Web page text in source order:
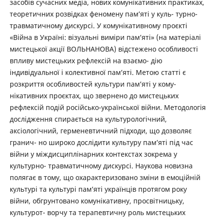
засобів сучасних медіа, нових комунікативних практиках,
теоретичних розвідках феномену пам’яті у куль- турно-
травматичному дискурсі. У комунікативному проєкті
«Війна в Україні: візуальні виміри пам’яті» (на матеріалі
мистецької акції ВОЛЬНАНОВА) відстежено особливості
впливу мистецьких рефлексій на взаємо- дію
індивідуальної і колективної пам’яті. Метою статті є
розкриття особливостей культури пам’яті у кому-
нікативних проєктах, що звернено до мистецьких
рефлексій подій російсько-української війни. Методологія
дослідження спирається на культурологічний,
аксіологічний, герменевтичний підходи, що дозволяє
гранич- но широко дослідити культуру пам’яті під час
війни у міждисциплінарних контекстах зокрема у
культурно- травматичному дискурсі. Наукова новизна
полягає в тому, що охарактеризовано зміни в емоційній
культурі та культурі пам’яті українців протягом року
війни, обгрунтовано комунікативну, просвітницьку,
культурот- ворчу та терапевтичну роль мистецьких